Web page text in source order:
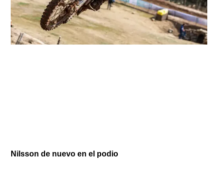
Nilsson de nuevo en el podio